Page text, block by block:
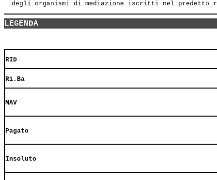
LEGENDA
RID
Ri.Ba
MAV
Pagato
Insoluto